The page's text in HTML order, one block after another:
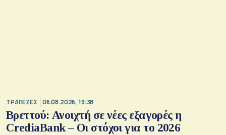
ΤΡΑΠΕΖΕΣ 06.08.2026, 19:38
Βρεττού: Ανοιχτή σε νέες εξαγορές η
CrediaBank – Οι στόχοι για το 2026